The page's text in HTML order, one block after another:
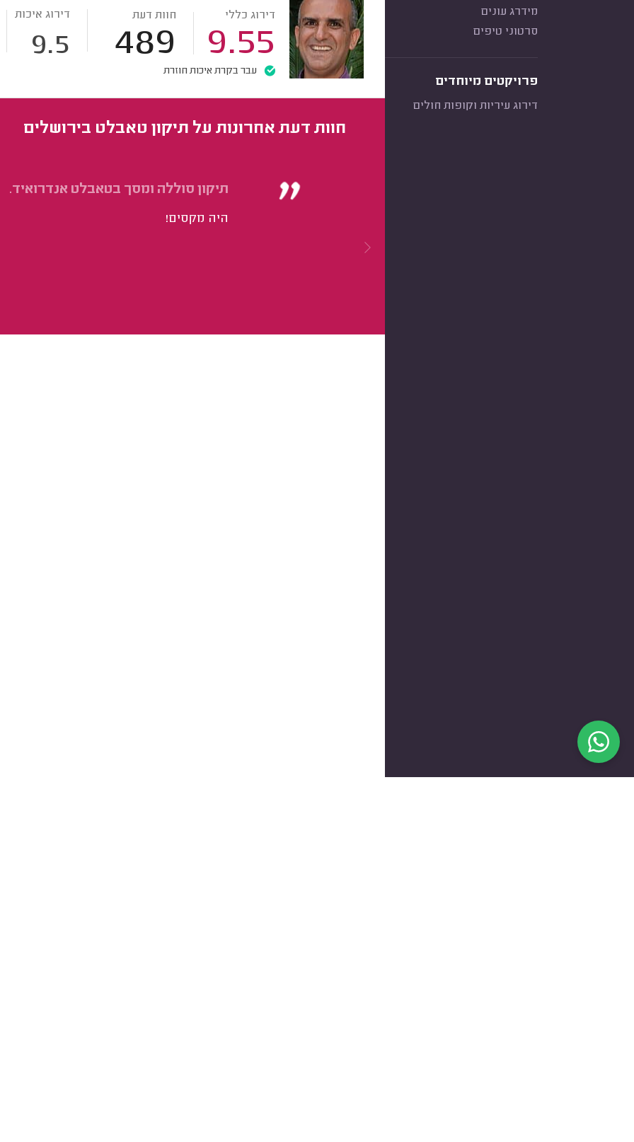
מידרג עונים
סרטוני טיפים
פרויקטים מיוחדים
דירוג עיריות וקופות חולים
דירוג כללי
9.55
חוות דעת
489
דירוג איכות
9.5
עבר בקרת איכות חוזרת
חוות דעת אחרונות על תיקון טאבלט בירושלים
תיקון סוללה ומסך בטאבלט אנדרואיד.
היה מקסים!